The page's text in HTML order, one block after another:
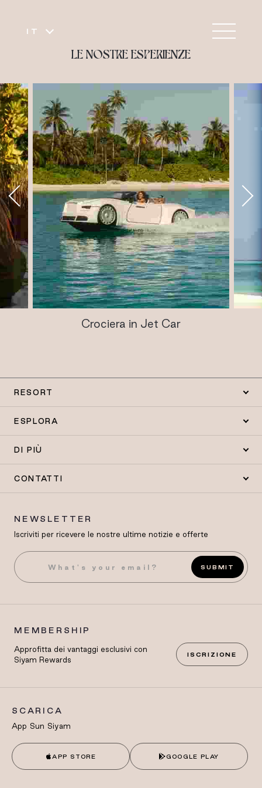
IT
LE NOSTRE ESPERIENZE
Crociera in Jet Car
RESORT
ESPLORA
DI PIÙ
CONTATTI
NEWSLETTER
Iscriviti per ricevere le nostre ultime notizie e offerte
SUBMIT
MEMBERSHIP
Approfitta dei vantaggi esclusivi con
Siyam Rewards
ISCRIZIONE
SCARICA
App Sun Siyam
APP STORE GOOGLE PLAY